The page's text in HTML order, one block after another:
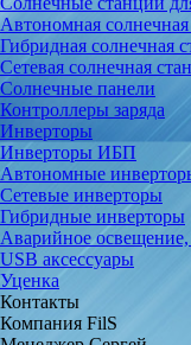
Автономная
Гибридная солнечная
Сетевая солнечная
Солнечные панели
Контроллеры заряда
Инверторы
Инверторы ИБП
Автономные
Сетевые инверторы
Гибридные инверторы
Аварийное
USB аксессуары
Уценка
Контакты
Компания FilS